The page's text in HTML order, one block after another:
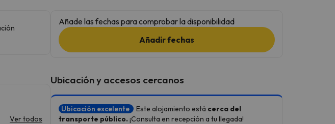
Ver todos
Añade las fechas para comprobar la disponibilidad
Añadir fechas
Ubicación y accesos cercanos
Ubicación excelente Este alojamiento está cerca del
transporte público. ¡Consulta en recepción a tu llegada!